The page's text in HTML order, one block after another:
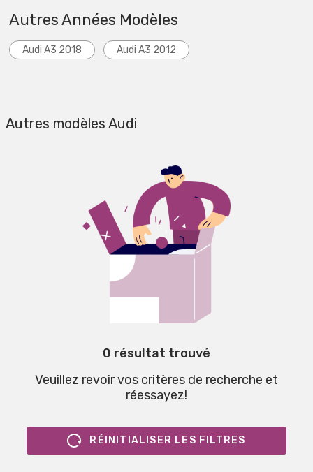
Autres Années Modèles
Audi A3 2018 Audi A3 2012
Autres modèles Audi
0 résultat trouvé
Veuillez revoir vos critères de recherche et
réessayez!
RÉINITIALISER LES FILTRES